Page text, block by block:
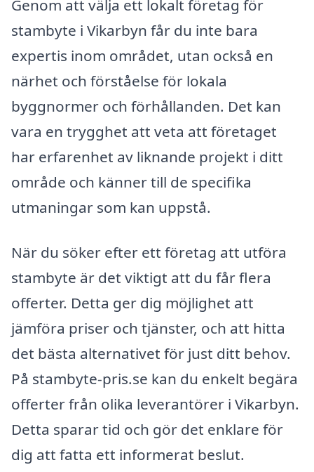
Genom att välja ett lokalt företag för
stambyte i Vikarbyn får du inte bara
expertis inom området, utan också en
närhet och förståelse för lokala
byggnormer och förhållanden. Det kan
vara en trygghet att veta att företaget
har erfarenhet av liknande projekt i ditt
område och känner till de specifika
utmaningar som kan uppstå.
När du söker efter ett företag att utföra
stambyte är det viktigt att du får flera
offerter. Detta ger dig möjlighet att
jämföra priser och tjänster, och att hitta
det bästa alternativet för just ditt behov.
På stambyte-pris.se kan du enkelt begära
offerter från olika leverantörer i Vikarbyn.
Detta sparar tid och gör det enklare för
dig att fatta ett informerat beslut.